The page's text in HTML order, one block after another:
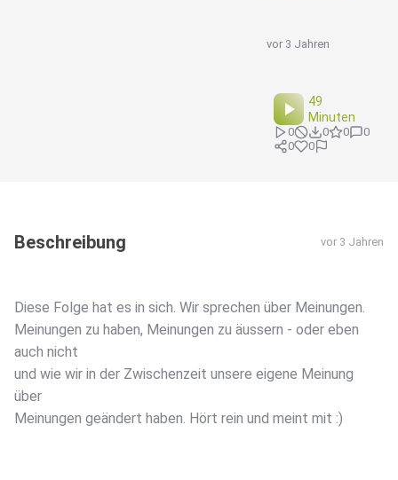
vor 3 Jahren
49
Minuten
0 0 0
0
0
0
Beschreibung vor 3 Jahren
Diese Folge hat es in sich. Wir sprechen über Meinungen.
Meinungen zu haben, Meinungen zu äussern - oder eben
auch nicht
und wie wir in der Zwischenzeit unsere eigene Meinung
über
Meinungen geändert haben. Hört rein und meint mit :)